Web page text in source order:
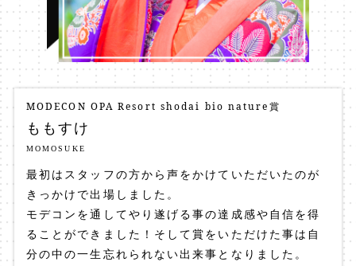
MODECON OPA Resort shodai bio nature賞
ももすけ
MOMOSUKE
最初はスタッフの方から声をかけていただいたのが
きっかけで出場しました。
モデコンを通してやり遂げる事の達成感や自信を得
ることができました！そして賞をいただけた事は自
分の中の一生忘れられない出来事となりました。